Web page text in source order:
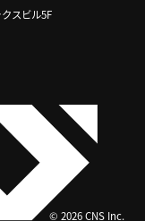
スビル5F
© 2026 CNS Inc.